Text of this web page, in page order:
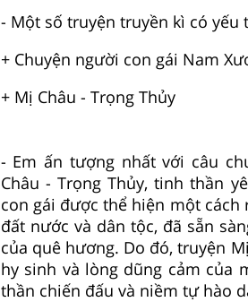
- Một số truyện truyền kì có yếu
+ Chuyện người con gái Nam
+ Mị Châu - Trọng Thủy
- Em ấn tượng nhất với câu
Châu - Trọng Thủy, tinh thần
con gái được thể hiện một
đất nước và dân tộc, đã sẵn
của quê hương. Do đó, truyện
hy sinh và lòng dũng cảm của
thần chiến đấu và niềm tự hào